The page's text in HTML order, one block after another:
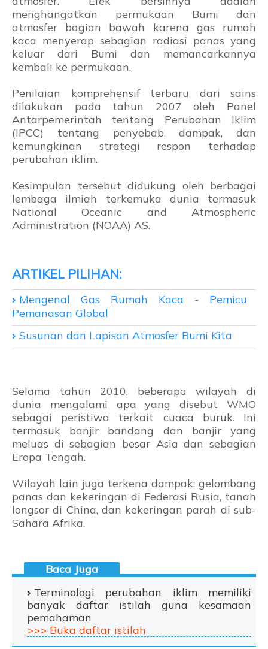
menghangatkan permukaan Bumi dan
atmosfer bagian bawah karena gas rumah
kaca menyerap sebagian radiasi panas yang
keluar dari Bumi dan memancarkannya
kembali ke permukaan.
Penilaian komprehensif terbaru dari sains
dilakukan pada tahun 2007 oleh Panel
Antarpemerintah tentang Perubahan Iklim
(IPCC) tentang penyebab, dampak, dan
kemungkinan strategi respon terhadap
perubahan iklim.
Kesimpulan tersebut didukung oleh berbagai
lembaga ilmiah terkemuka dunia termasuk
National Oceanic and Atmospheric
Administration (NOAA) AS.
Mengenal Gas Rumah Kaca - Pemicu
Pemanasan Global
Susunan dan Lapisan Atmosfer Bumi Kita
Selama tahun 2010, beberapa wilayah di
dunia mengalami apa yang disebut WMO
sebagai peristiwa terkait cuaca buruk. Ini
termasuk banjir bandang dan banjir yang
meluas di sebagian besar Asia dan sebagian
Eropa Tengah.
Wilayah lain juga terkena dampak: gelombang
panas dan kekeringan di Federasi Rusia, tanah
longsor di China, dan kekeringan parah di sub-
Sahara Afrika.
Terminologi perubahan iklim memiliki
banyak daftar istilah guna kesamaan
pemahaman
>>> Buka daftar istilah